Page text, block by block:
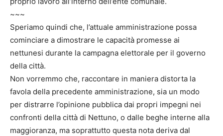
~~~
Speriamo quindi che, l’attuale amministrazione possa
cominciare a dimostrare le capacità promesse ai
nettunesi durante la campagna elettorale per il governo
della città.
Non vorremmo che, raccontare in maniera distorta la
favola della precedente amministrazione, sia un modo
per distrarre l’opinione pubblica dai propri impegni nei
confronti della città di Nettuno, o dalle beghe interne alla
maggioranza, ma soprattutto questa nota deriva dal